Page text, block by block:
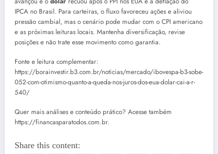
IPCA no Brasil. Para carteiras, o fluxo favoreceu ações e aliviou
pressão cambial, mas o cenário pode mudar com o CPI americano
e as próximas leituras locais. Mantenha diversificação, revise
posições e não trate esse movimento como garantia.
Fonte e leitura complementar:
https://borainvestir.b3.com.br/noticias/mercado/ibovespa-b3-sobe-
052-com-otimismo-quanto-a-queda-nos-juros-dos-eua-dolar-cai-a-r-
540/
Quer mais análises e conteúdo prático? Acesse também
https://financasparatodos.com.br.
Share this content: